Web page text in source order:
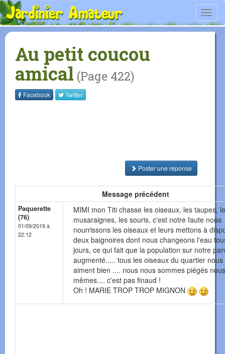
Au petit coucou
amical (Page 422)
Facebook Twitter
Poster une réponse
Message précédent
Paquerette
(76)
01/09/2019 à
22:12
MIMI mon Titi chasse les oiseaux, les taupes,
musaraignes, les souris, c'est notre faute nous
nourrissons les oiseaux et leurs mettons à
deux baignoires dont nous changeons l'eau
jours, ce qui fait que la population sur notre
augmenté..... tous les oiseaux du quartier nous
aiment bien .... nous nous sommes piégés nous
mêmes.... c'est pas finaud !
Oh ! MARIE TROP TROP MIGNON